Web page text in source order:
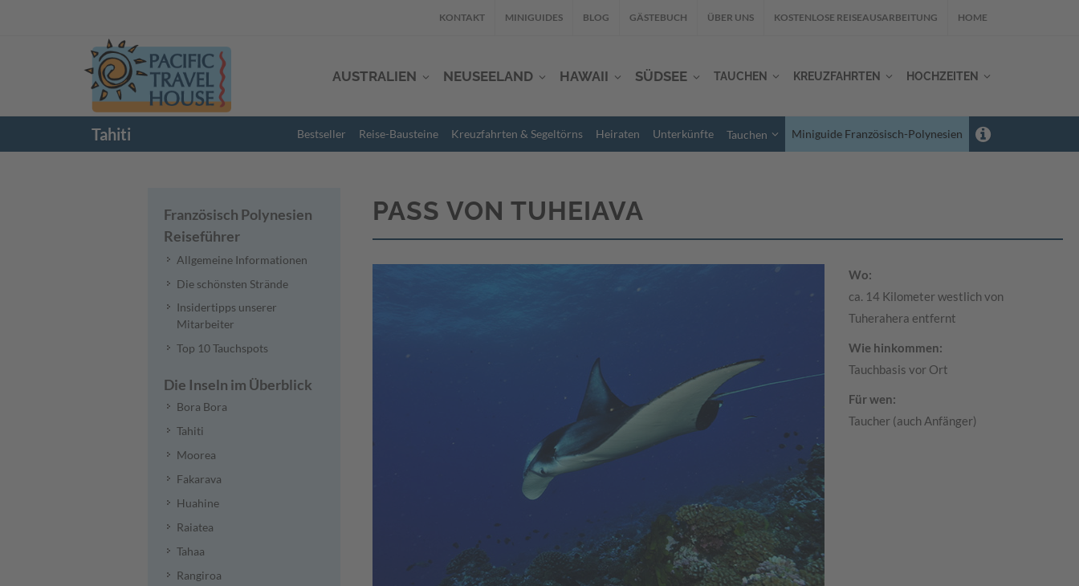
KONTAKT MINIGUIDES BLOG GÄSTEBUCH ÜBER UNS KOSTENLOSE REISEAUSARBEITUNG HOME
AUSTRALIEN NEUSEELAND HAWAII SÜDSEE TAUCHEN KREUZFAHRTEN HOCHZEITEN
Tahiti Bestseller Reise-Bausteine Kreuzfahrten & Segeltörns Heiraten Unterkünfte Tauchen Miniguide Französisch-Polynesien
PASS VON TUHEIAVA
Wo:
ca. 14 Kilometer westlich von
Tuherahera entfernt
Wie hinkommen:
Tauchbasis vor Ort
Für wen:
Taucher (auch Anfänger)
Französisch Polynesien
Reiseführer
Allgemeine Informationen
Die schönsten Strände
Insidertipps unserer
Mitarbeiter
Top 10 Tauchspots
Die Inseln im Überblick
Bora Bora
Tahiti
Moorea
Fakarava
Huahine
Raiatea
Tahaa
Rangiroa